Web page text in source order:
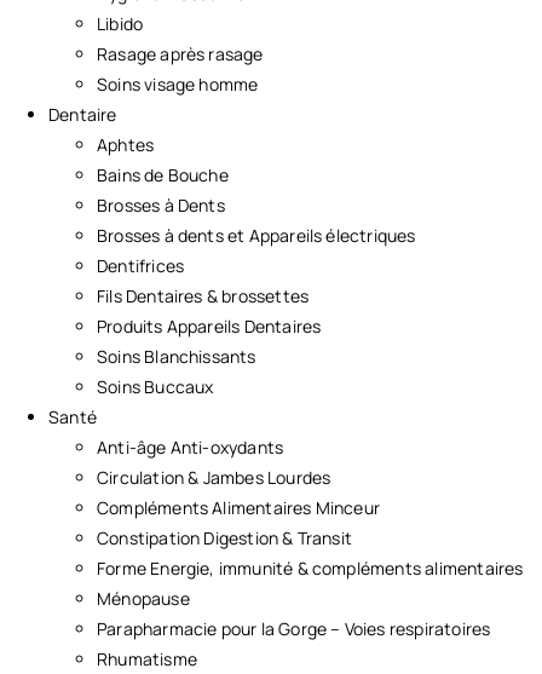
Libido
Rasage après rasage
Soins visage homme
Dentaire
Aphtes
Bains de Bouche
Brosses à Dents
Brosses à dents et Appareils électriques
Dentifrices
Fils Dentaires & brossettes
Produits Appareils Dentaires
Soins Blanchissants
Soins Buccaux
Santé
Anti-âge Anti-oxydants
Circulation & Jambes Lourdes
Compléments Alimentaires Minceur
Constipation Digestion & Transit
Forme Energie, immunité & compléments alimentaires
Ménopause
Parapharmacie pour la Gorge – Voies respiratoires
Rhumatisme